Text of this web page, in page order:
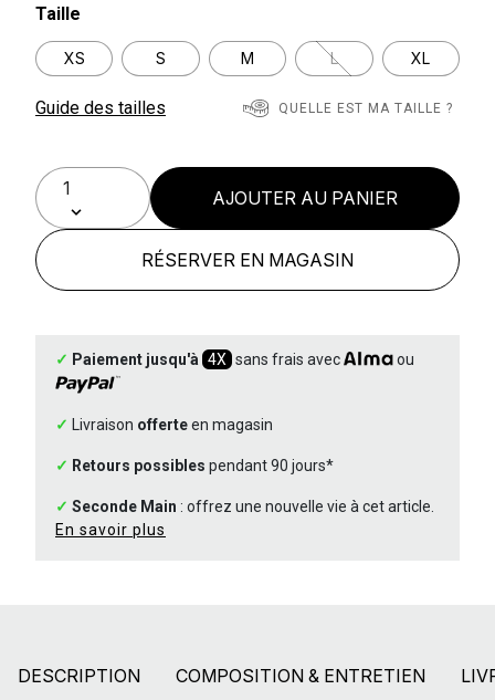
Taille
XS S M L XL
Guide des tailles QUELLE EST MA TAILLE ?
AJOUTER AU PANIER
RÉSERVER EN MAGASIN
✓ Paiement jusqu'à 4X sans frais avec ou
✓ Livraison offerteen magasin
✓ Retours possibles pendant 90 jours*
✓ Seconde Main : offrez une nouvelle vie à cet article.
En savoir plus
DESCRIPTION COMPOSITION & ENTRETIEN